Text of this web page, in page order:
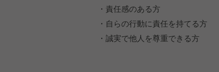
・責任感のある方
・自らの行動に責任を持てる方
・誠実で他人を尊重できる方